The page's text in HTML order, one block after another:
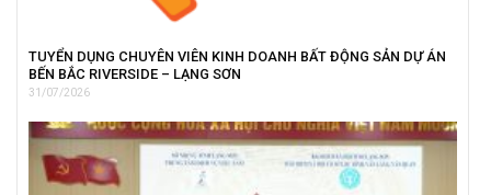
TUYỂN DỤNG CHUYÊN VIÊN KINH DOANH BẤT ĐỘNG SẢN DỰ ÁN
BẾN BẮC RIVERSIDE – LẠNG SƠN
31/07/2026